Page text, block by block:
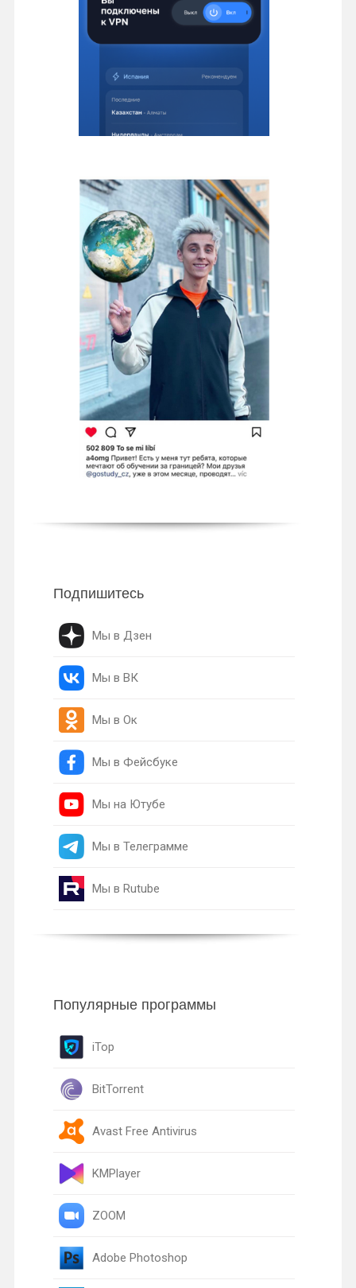
Подпишитесь
Мы в Дзен
Мы в ВК
Мы в Ок
Мы в Фейсбуке
Мы на Ютубе
Мы в Телеграмме
Мы в Rutube
Популярные программы
iTop
BitTorrent
Avast Free Antivirus
KMPlayer
ZOOM
Adobe Photoshop